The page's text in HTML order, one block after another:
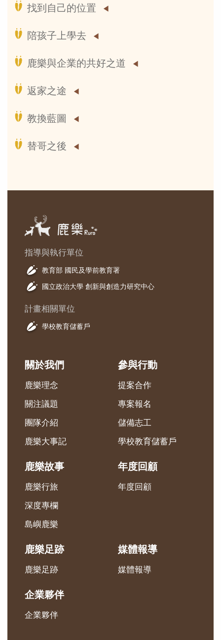
找到自己的位置
陪孩子上學去
鹿樂與企業的共好之道
返家之途
教換藍圖
替哥之後
指導與執行單位
教育部 國民及學前教育署
國立政治大學 創新與創造力研究中心
計畫相關單位
學校教育儲蓄戶
關於我們
鹿樂理念
關注議題
團隊介紹
鹿樂大事記
參與行動
提案合作
專案報名
儲備志工
學校教育儲蓄戶
鹿樂故事
鹿樂行旅
深度專欄
島嶼鹿樂
年度回顧
年度回顧
鹿樂足跡
鹿樂足跡
媒體報導
媒體報導
企業夥伴
企業夥伴